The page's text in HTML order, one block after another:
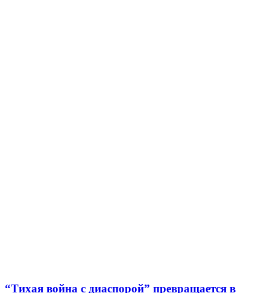
“Тихая война с диаспорой” превращается в